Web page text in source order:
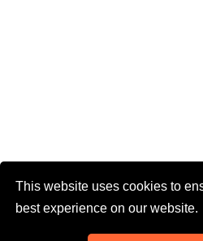
This website uses cookies to
best experience on our website.